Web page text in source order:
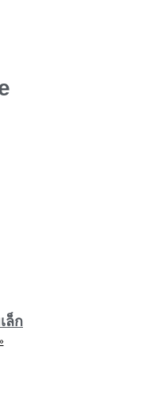
ล็ก